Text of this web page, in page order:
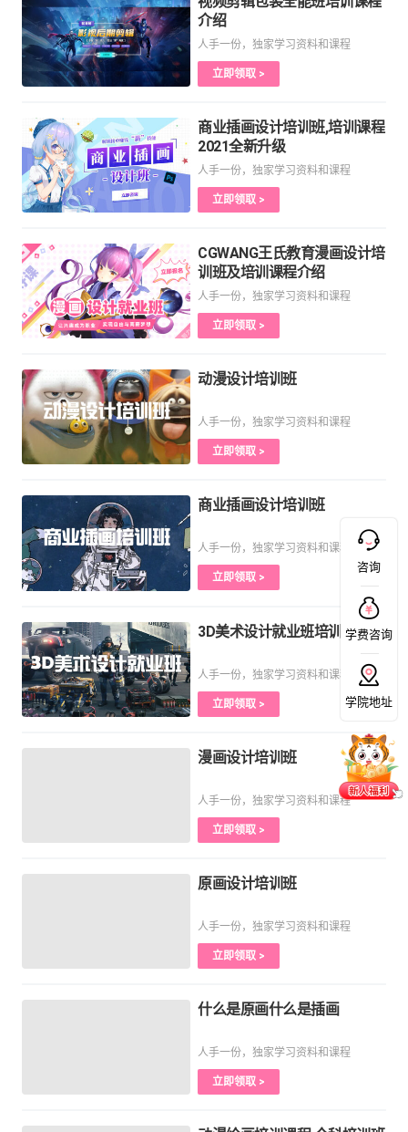
介绍
人手一份，独家学习资料和课程
立即领取 >
商业插画设计培训班,培训课程
2021全新升级
人手一份，独家学习资料和课程
立即领取 >
CGWANG王氏教育漫画设计培
训班及培训课程介绍
人手一份，独家学习资料和课程
立即领取 >
动漫设计培训班
人手一份，独家学习资料和课程
立即领取 >
商业插画设计培训班
人手一份，独家学习资料和课程
立即领取 >
3D美术设计就业班培训课程
人手一份，独家学习资料和课程
立即领取 >
漫画设计培训班
人手一份，独家学习资料和课程
立即领取 >
原画设计培训班
人手一份，独家学习资料和课程
立即领取 >
什么是原画什么是插画
人手一份，独家学习资料和课程
立即领取 >
咨询
学费咨询
学院地址